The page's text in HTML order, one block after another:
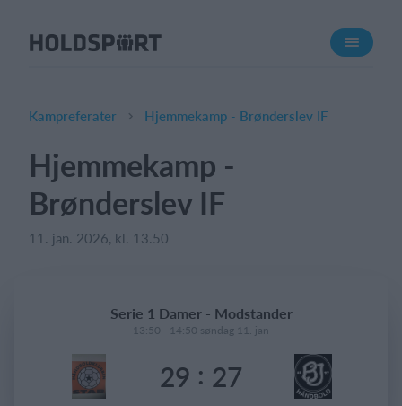
Om Holdsport
Presseomtale
Funktioner
Kalender
Webshop
Hvad koster det?
Kampreferater Hjemmekamp - Brønderslev IF
Hjemmekamp -
Brønderslev IF
11. jan. 2026, kl. 13.50
Serie 1 Damer - Modstander
13:50 - 14:50 søndag 11. jan
29 : 27